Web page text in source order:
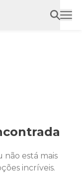
não está mais
incríveis.